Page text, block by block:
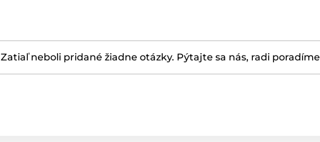
Zatiaľ neboli pridané žiadne otázky. Pýtajte sa nás, radi poradíme